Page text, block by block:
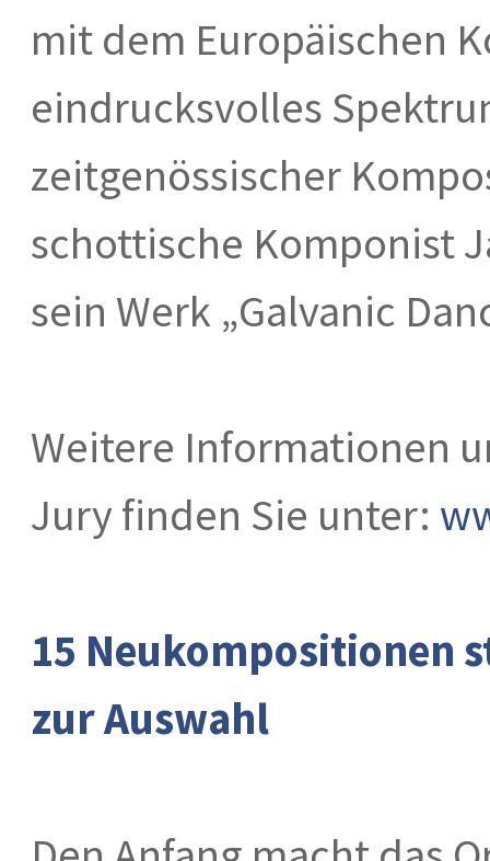
mit dem Europäischen
eindrucksvolles
zeitgenössischer
schottische Komponist
sein Werk „Galvanic
Weitere Informationen
Jury finden Sie unter:
15 Neukompositionen
zur Auswahl